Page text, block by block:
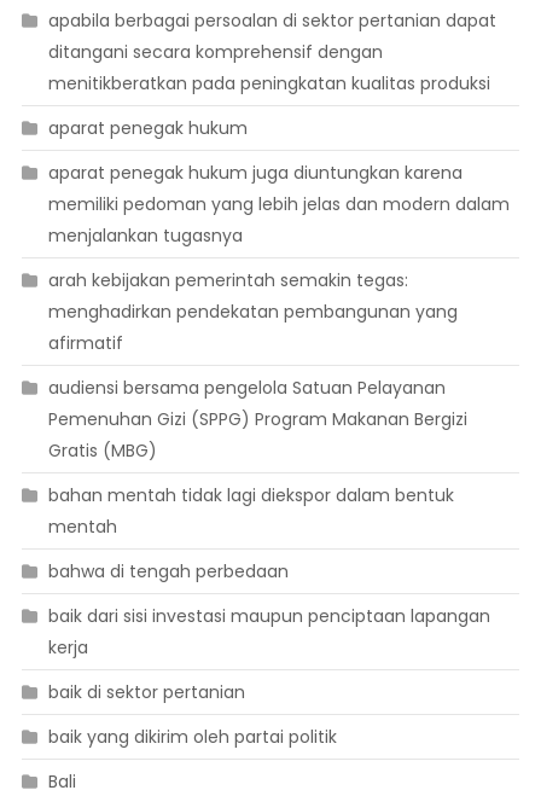
apabila berbagai persoalan di sektor pertanian dapat
ditangani secara komprehensif dengan
menitikberatkan pada peningkatan kualitas produksi
aparat penegak hukum
aparat penegak hukum juga diuntungkan karena
memiliki pedoman yang lebih jelas dan modern dalam
menjalankan tugasnya
arah kebijakan pemerintah semakin tegas:
menghadirkan pendekatan pembangunan yang
afirmatif
audiensi bersama pengelola Satuan Pelayanan
Pemenuhan Gizi (SPPG) Program Makanan Bergizi
Gratis (MBG)
bahan mentah tidak lagi diekspor dalam bentuk
mentah
bahwa di tengah perbedaan
baik dari sisi investasi maupun penciptaan lapangan
kerja
baik di sektor pertanian
baik yang dikirim oleh partai politik
Bali